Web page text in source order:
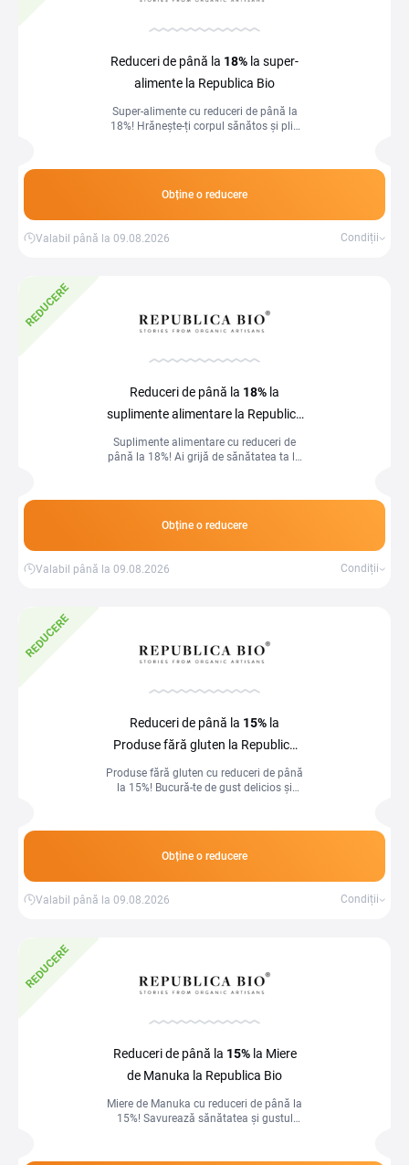
Reduceri de până la 18% la super-
alimente la Republica Bio
Super-alimente cu reduceri de până la
18%! Hrănește-ți corpul sănătos și plin
Obține o reducere
Valabil până la 09.08.2026 Condiții
REDUCERE
Reduceri de până la 18% la
suplimente alimentare la Republica
Bio
Suplimente alimentare cu reduceri de
până la 18%! Ai grijă de sănătatea ta la
Obține o reducere
Valabil până la 09.08.2026 Condiții
REDUCERE
Reduceri de până la 15% la
Produse fără gluten la Republica
Produse fără gluten cu reduceri de până
la 15%! Bucură-te de gust delicios și
Obține o reducere
Valabil până la 09.08.2026 Condiții
REDUCERE
Reduceri de până la 15%la Miere
de Manuka la Republica Bio
Miere de Manuka cu reduceri de până la
15%! Savurează sănătatea și gustul